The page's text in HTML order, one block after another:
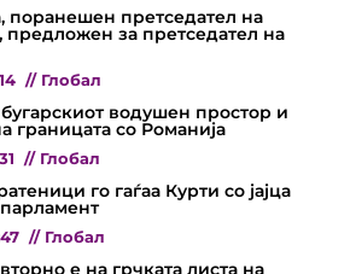
претседател на
предложен за претседател на
// Глобал
водушен простор и
границата со Романија
// Глобал
го гаѓаа Курти со јајца
// Глобал
е на грчката листа на